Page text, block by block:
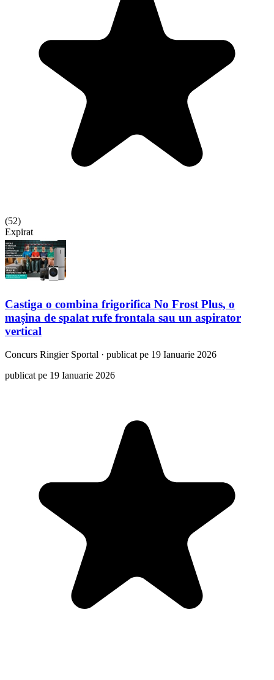
(52)
Expirat
Castiga o combina frigorifica No Frost Plus, o
mașina de spalat rufe frontala sau un aspirator
vertical
Concurs Ringier Sportal · publicat pe 19 Ianuarie 2026
publicat pe 19 Ianuarie 2026